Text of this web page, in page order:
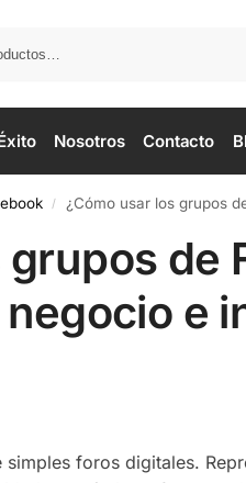
Nosotros Contacto
/ ¿Cómo usar los grupos
de
e
foros digitales.